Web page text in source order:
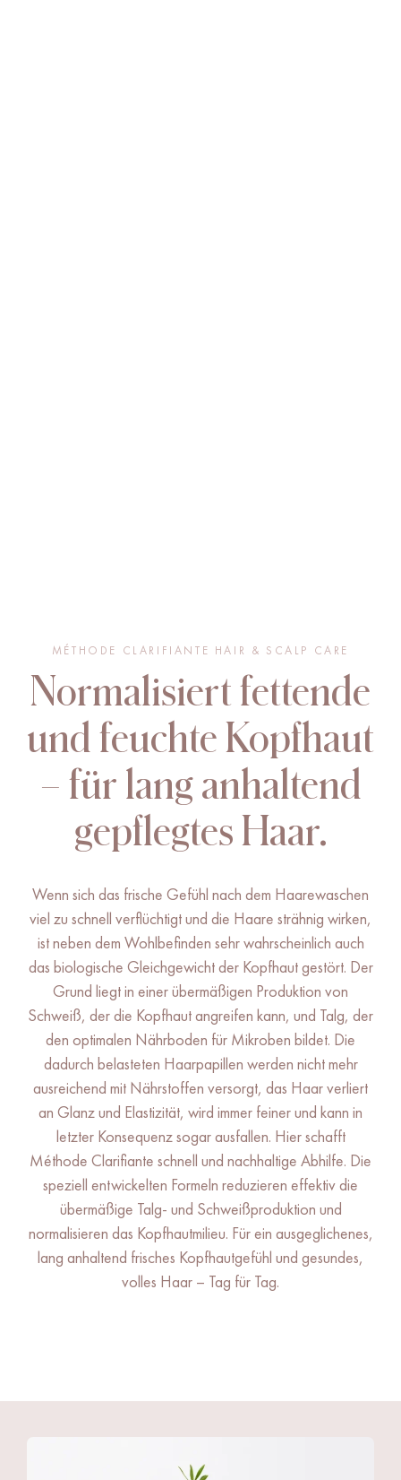
MÉTHODE CLARIFIANTE HAIR & SCALP CARE
Normalisiert fettende
und feuchte Kopfhaut
– für lang anhaltend
gepflegtes Haar.
Wenn sich das frische Gefühl nach dem Haarewaschen
viel zu schnell verflüchtigt und die Haare strähnig wirken,
ist neben dem Wohlbefinden sehr wahrscheinlich auch
das biologische Gleichgewicht der Kopfhaut gestört. Der
Grund liegt in einer übermäßigen Produktion von
Schweiß, der die Kopfhaut angreifen kann, und Talg, der
den optimalen Nährboden für Mikroben bildet. Die
dadurch belasteten Haarpapillen werden nicht mehr
ausreichend mit Nährstoffen versorgt, das Haar verliert
an Glanz und Elastizität, wird immer feiner und kann in
letzter Konsequenz sogar ausfallen. Hier schafft
Méthode Clarifiante schnell und nachhaltige Abhilfe. Die
speziell entwickelten Formeln reduzieren effektiv die
übermäßige Talg- und Schweißproduktion und
normalisieren das Kopfhautmilieu. Für ein ausgeglichenes,
lang anhaltend frisches Kopfhautgefühl und gesundes,
volles Haar – Tag für Tag.